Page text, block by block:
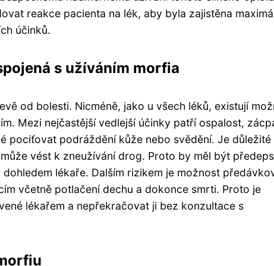
reakce pacienta na lék, aby byla zajistěna
účinků.
s užíváním morfia
od bolesti. Nicméně, jako u všech léků, existují
Mezi nejčastější vedlejší účinky patří ospalost,
pociťovat podráždění kůže nebo svědění. Je důležité
vést k zneužívání drog. Proto by měl být
lékaře. Dalším rizikem je možnost
včetně potlačení dechu a dokonce smrti. Proto je
lékařem a nepřekračovat ji bez konzultace s